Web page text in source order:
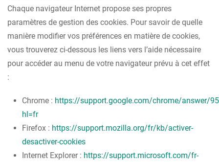
Chaque navigateur Internet propose ses propres
paramètres de gestion des cookies. Pour savoir de quelle
manière modifier vos préférences en matière de cookies,
vous trouverez ci-dessous les liens vers l’aide nécessaire
pour accéder au menu de votre navigateur prévu à cet effet
:
Chrome : https://support.google.com/chrome/answer/
hl=fr
Firefox : https://support.mozilla.org/fr/kb/activer-
desactiver-cookies
Internet Explorer : https://support.microsoft.com/fr-